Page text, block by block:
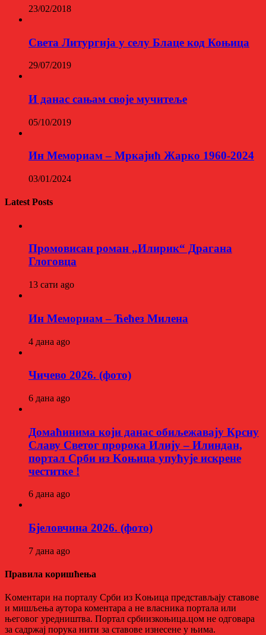
23/02/2018
Света Литургија у селу Блаце код Коњица
29/07/2019
И данас сањам своје мучитеље
05/10/2019
Ин Мемориам – Мркајић Жарко 1960-2024
03/01/2024
Latest Posts
Промовисан роман „Илирик“ Драгана
Глоговца
13 сати ago
Ин Мемориам – Ћећез Милена
4 дана ago
Чичево 2026. (фото)
6 дана ago
Домаћинима који данас обиљежавају Крсну
Славу Светог пророка Илију – Илиндан,
портал Срби из Kоњица упућује искрене
честитке !
6 дана ago
Бјеловчина 2026. (фото)
7 дана ago
Правила коришћења
Kоментари на порталу Срби из Kоњица представљају ставове
и мишљења аутора коментара а не власника портала или
његовог уредништва. Портал србиизкоњица.цом не одговара
за садржај порука нити за ставове изнесене у њима.